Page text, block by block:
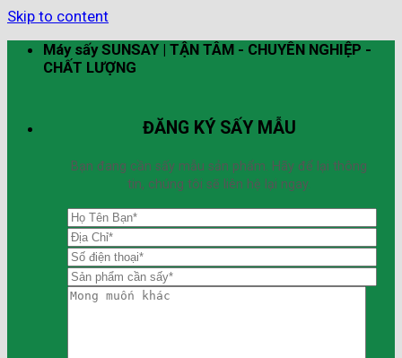
Skip to content
Máy sấy SUNSAY | TẬN TÂM - CHUYÊN NGHIỆP -
CHẤT LƯỢNG
ĐĂNG KÝ SẤY MẪU
Bạn đang cần sấy mẫu sản phẩm. Hãy để lại thông
tin, chúng tôi sẽ liên hệ lại ngay.